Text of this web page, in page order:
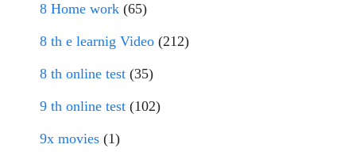
8 Home work (65)
8 th e learnig Video (212)
8 th online test (35)
9 th online test (102)
9x movies (1)